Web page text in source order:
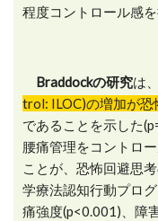
程度コントロール感
Braddockの研究は、
trol: ILOC)の増加が
であることを示した
腰痛管理をコントロ
ことが、恐怖回避思
学療法認知行動プロ
痛強度(p<0.001)、障